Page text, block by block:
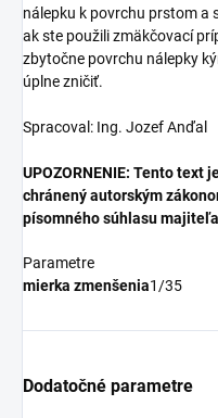
nálepku k povrchu prstom a
ak ste použili zmäkčovací
zbytočne povrchu nálepky
úplne zničiť.
Spracoval: Ing. Jozef Anďal
UPOZORNENIE: Tento text
chránený autorským
písomného súhlasu
Parametre
mierka zmenšenia1/35
Dodatočné parametre